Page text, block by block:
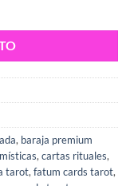
, baraja premium
,cartas rituales,
tarot,fatum cards tarot,